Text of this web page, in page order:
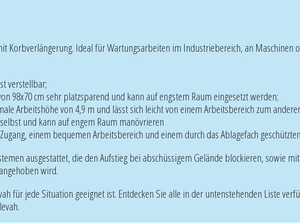
Korbverlängerung. Ideal für Wartungsarbeiten im Industriebereich, an Maschinen
verstellbar;
98x70 cm sehr platzsparend und kann auf engstem Raum eingesetzt werden;
Arbeitshöhe von 4,9 m und lässt sich leicht von einem Arbeitsbereich zum
und kann auf engem Raum manövrieren
einem bequemen Arbeitsbereich und einem durch das Ablagefach
ausgestattet, die den Aufstieg bei abschüssigem Gelände blockieren, sowie
wird.
für jede Situation geeignet ist. Entdecken Sie alle in der untenstehenden Liste